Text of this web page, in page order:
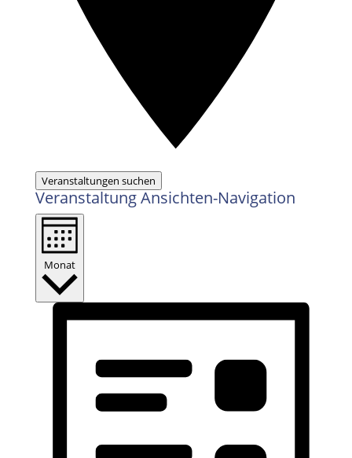
Veranstaltungen suchen
Veranstaltung Ansichten-Navigation
Monat